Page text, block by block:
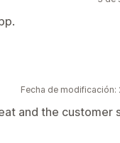
Fecha de
and the customer